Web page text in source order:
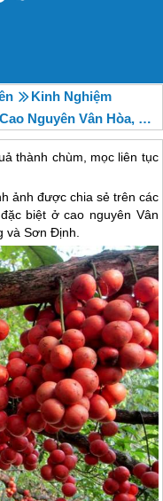
Kinh Nghiệm
Phú Yên Là Cây Gì Không
thành chùm, mọc liên tục
ảnh được chia sẻ trên các
biệt ở cao nguyên Vân
và Sơn Định.